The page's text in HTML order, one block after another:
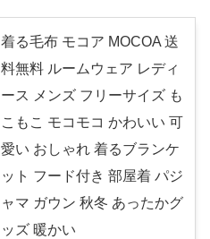
着る毛布 モコア MOCOA 送
料無料 ルームウェア レディ
ース メンズ フリーサイズ も
こもこ モコモコ かわいい 可
愛い おしゃれ 着るブランケ
ット フード付き 部屋着 パジ
ャマ ガウン 秋冬 あったかグ
ッズ 暖かい